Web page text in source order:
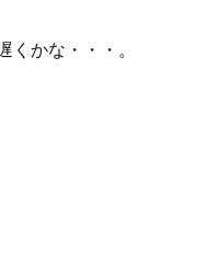
かな・・・。